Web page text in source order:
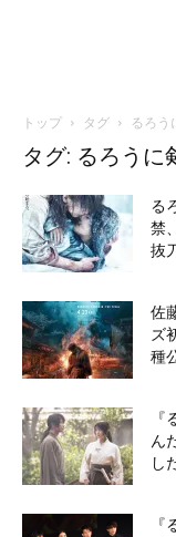
トップ タグ るろう
タグ: るろうに
る
禁
抜
佐
ズ
種
ん
し